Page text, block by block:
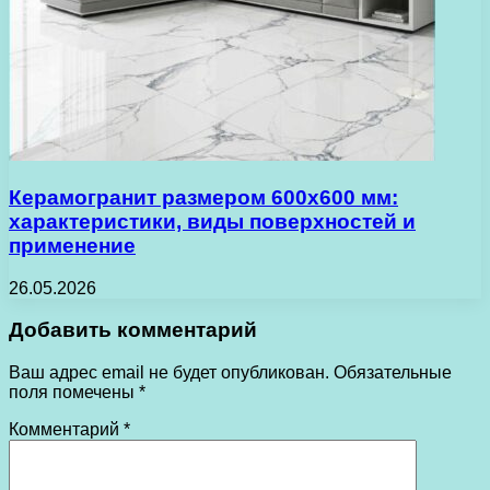
Керамогранит размером 600х600 мм:
характеристики, виды поверхностей и
применение
26.05.2026
Добавить комментарий
Ваш адрес email не будет опубликован. Обязательные
поля помечены *
Комментарий *